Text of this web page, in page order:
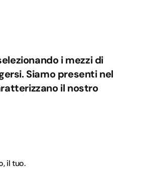
i mezzi di
Siamo presenti nel
il nostro
il tuo.